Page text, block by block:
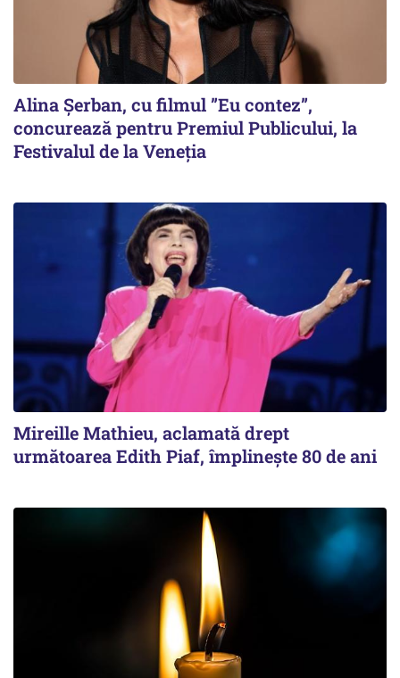
Alina Șerban, cu filmul ”Eu contez”,
concurează pentru Premiul Publicului, la
Festivalul de la Veneția
Mireille Mathieu, aclamată drept
următoarea Edith Piaf, împlinește 80 de ani